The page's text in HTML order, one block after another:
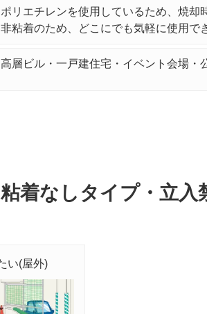
ポリエチレンを使用しているため、焼却
非粘着のため、どこにでも気軽に使用で
高層ビル・一戸建住宅・イベント会場・
着なしタイプ・立
い(屋外)